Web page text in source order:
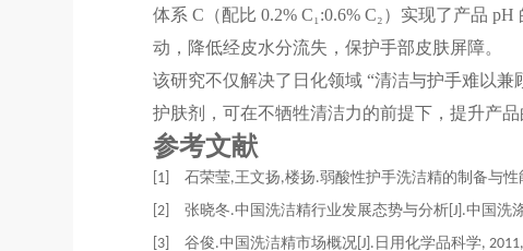
体系 C（配比 0.2% C₁:0.6% C₂）实现了产品
动，降低经皮水分流失，保护手部皮肤屏障。
该研究不仅解决了日化领域 “清洁与护手难以
护肤剂，可在不牺牲清洁力的前提下，提升产
参考文献
[1]
石荣莹,王文扬,楼扬.弱酸性护手洗洁精的制备与性
[2]
张晓冬.中国洗洁精行业发展态势与分析[J].中国洗涤
[3]
谷俊.中国洗洁精市场概况[J].日用化学品科学, 2011,